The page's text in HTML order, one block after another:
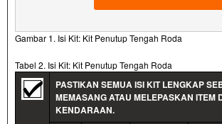
Gambar 1. Isi Kit: Kit Penutup Tengah Roda
Tabel 2. Isi Kit: Kit Penutup Tengah Roda
PASTIKAN SEMUA ISI KIT LENGKAP
MEMASANG ATAU MELEPASKAN ITEM
KENDARAAN.